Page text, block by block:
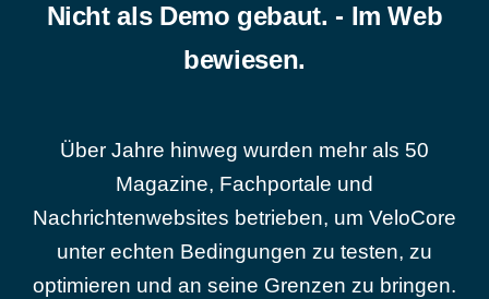
Nicht als Demo gebaut. - Im Web
bewiesen.
Über Jahre hinweg wurden mehr als 50
Magazine, Fachportale und
Nachrichtenwebsites betrieben, um VeloCore
unter echten Bedingungen zu testen, zu
optimieren und an seine Grenzen zu bringen.